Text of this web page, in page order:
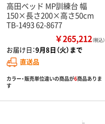
高田ベッド MP訓練台 幅
150×長さ200×高さ50cm
TB-1493 62-8677
￥265,212（税込）
お届け日：9月8日（火）まで
直送品
カラー・販売単位違いの商品が6商品ありま
す